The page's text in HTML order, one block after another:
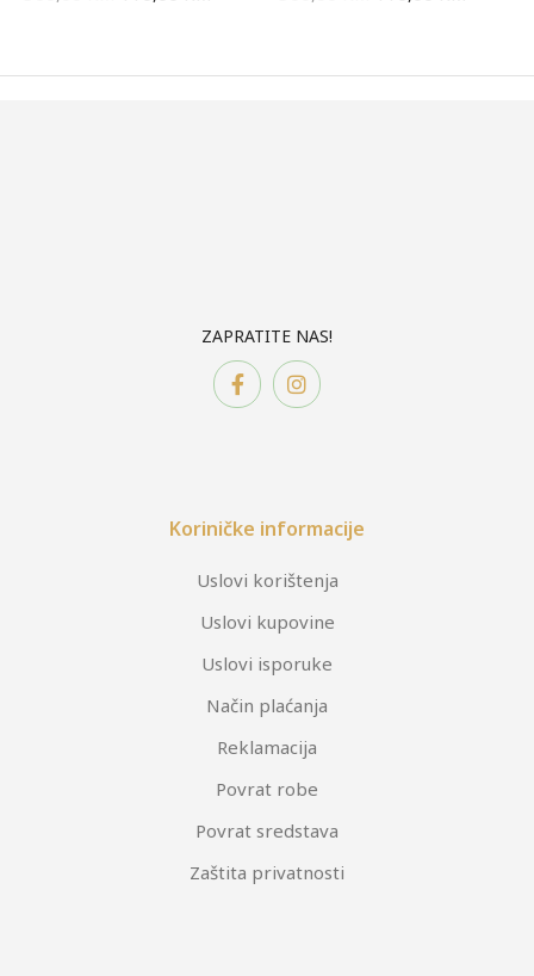
ZAPRATITE NAS!
Koriničke informacije
Uslovi korištenja
Uslovi kupovine
Uslovi isporuke
Način plaćanja
Reklamacija
Povrat robe
Povrat sredstava
Zaštita privatnosti